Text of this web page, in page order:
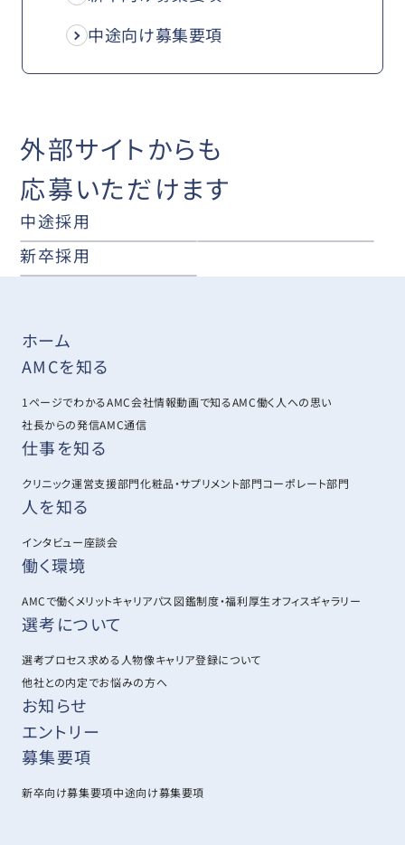
中途向け募集要項
外部サイトからも
応募いただけます
中途採用
新卒採用
ホーム
AMCを知る
1ページでわかるAMC会社情報動画で知るAMC働く人への思い
社長からの発信AMC通信
仕事を知る
クリニック運営支援部門化粧品・サプリメント部門コーポレート部門
人を知る
インタビュー座談会
働く環境
AMCで働くメリットキャリアパス図鑑制度・福利厚生オフィスギャラリー
選考について
選考プロセス求める人物像キャリア登録について
他社との内定でお悩みの方へ
お知らせ
エントリー
募集要項
新卒向け募集要項中途向け募集要項